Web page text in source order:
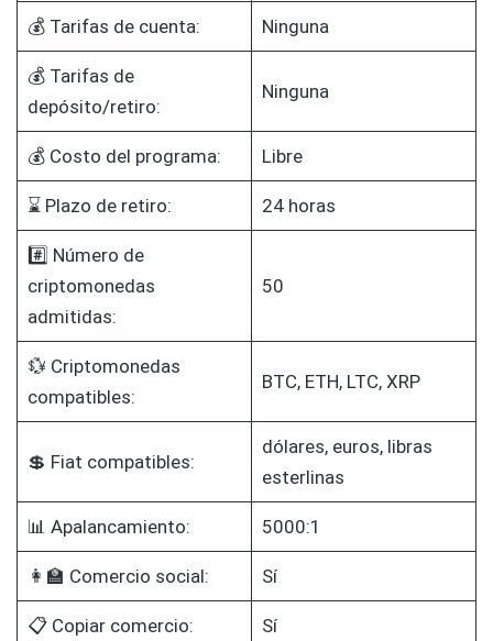
💰 Tarifas de cuenta: Ninguna
💰 Tarifas de
depósito/retiro:
Ninguna
💰 Costo del programa: Libre
⌛ Plazo de retiro: 24 horas
#️⃣ Número de
criptomonedas
admitidas:
50
💱 Criptomonedas
compatibles:
BTC, ETH, LTC, XRP
💲 Fiat compatibles:
dólares, euros, libras
esterlinas
📊 Apalancamiento: 5000:1
👩‍🏫 Comercio social: Sí
📋 Copiar comercio: Sí